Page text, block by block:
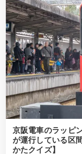
京阪電車のラッピ
が運行している区
かたクイズ】